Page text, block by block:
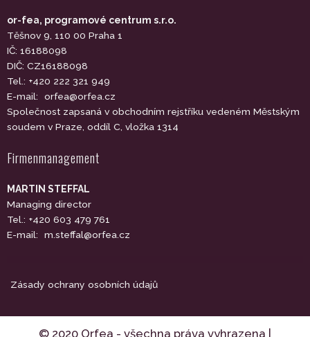
or-fea, programové centrum s.r.o.
Těšnov 9, 110 00 Praha 1
IČ: 16188098
DIČ: CZ16188098
Tel.: +420 222 321 949
E-mail:
orfea@orfea.cz
Společnost zapsaná v obchodním rejstříku vedeném Městským
soudem v Praze, oddíl C, vložka 1314
Firmenmanagement
MARTIN STEFFAL
Managing director
Tel.: +420 603 479 761
E-mail:
m.steffal@orfea.cz
Zásady ochrany osobních údajů
© 2020 Orfea - všechna práva vyhrazena |